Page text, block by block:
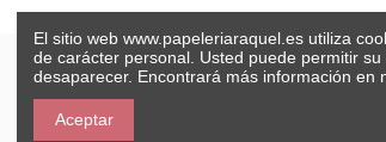
El sitio web www.papeleriaraquel.es utiliza
de carácter personal. Usted puede permitir
desaparecer. Encontrará más información en
Aceptar